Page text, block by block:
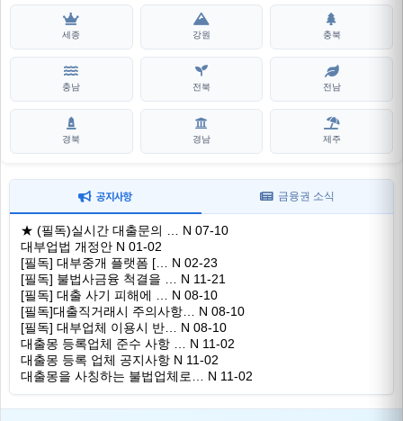
세종 강원 충북
충남 전북 전남
경북 경남 제주
공지사항 금융권 소식
★ (필독)실시간 대출문의 … N 07-10
대부업법 개정안 N 01-02
[필독] 대부중개 플랫폼 [… N 02-23
[필독] 불법사금융 척결을 … N 11-21
[필독] 대출 사기 피해에 … N 08-10
[필독]대출직거래시 주의사항… N 08-10
[필독] 대부업체 이용시 반… N 08-10
대출몽 등록업체 준수 사항 … N 11-02
대출몽 등록 업체 공지사항 N 11-02
대출몽을 사칭하는 불법업체로… N 11-02